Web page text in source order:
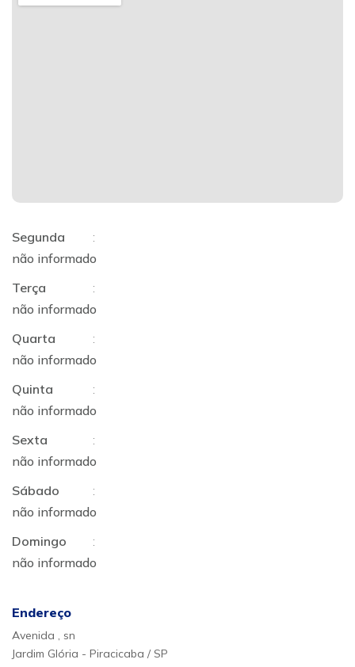
Segunda
:
não informado
Terça
:
não informado
Quarta
:
não informado
Quinta
:
não informado
Sexta
:
não informado
Sábado
:
não informado
Domingo
:
não informado
Endereço
Avenida , sn
Jardim Glória - Piracicaba / SP